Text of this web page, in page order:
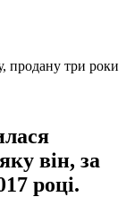
він, за
році.